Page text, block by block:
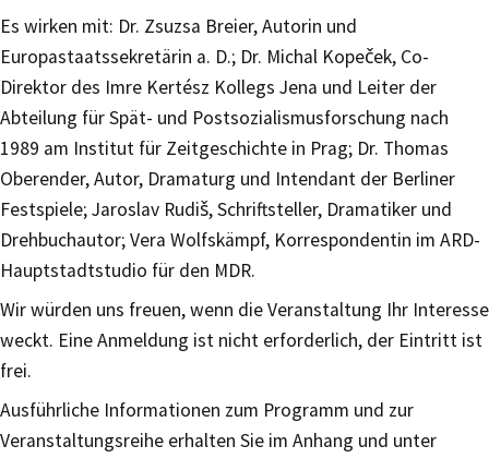
Es wirken mit: Dr. Zsuzsa Breier, Autorin und
Europastaatssekretärin a. D.; Dr. Michal Kopeček, Co-
Direktor des Imre Kertész Kollegs Jena und Leiter der
Abteilung für Spät- und Postsozialismusforschung nach
1989 am Institut für Zeitgeschichte in Prag; Dr. Thomas
Oberender, Autor, Dramaturg und Intendant der Berliner
Festspiele; Jaroslav Rudiš, Schriftsteller, Dramatiker und
Drehbuchautor; Vera Wolfskämpf, Korrespondentin im ARD-
Hauptstadtstudio für den MDR.
Wir würden uns freuen, wenn die Veranstaltung Ihr Interesse
weckt. Eine Anmeldung ist nicht erforderlich, der Eintritt ist
frei.
Ausführliche Informationen zum Programm und zur
Veranstaltungsreihe erhalten Sie im Anhang und unter